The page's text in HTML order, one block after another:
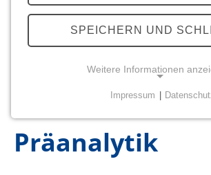
Analytik
Befundung
Klinische Rücksprache
Präanalytik
SPEICHERN UND
Weitere Informationen
Funktionen und sind für die
der Website erforderlich.
Impressum